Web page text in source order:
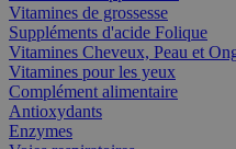
Vitamines de grossesse
Suppléments d'acide Folique
Vitamines Cheveux, Peau et
Vitamines pour les yeux
Complément alimentaire
Antioxydants
Enzymes